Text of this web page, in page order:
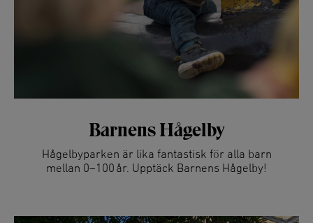
Barnens Hågelby
Hågelbyparken är lika fantastisk för alla barn
mellan 0–100 år. Upptäck Barnens Hågelby!